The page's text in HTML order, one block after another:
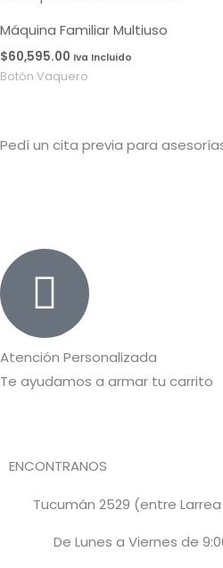
Máquina Familiar Multiuso
$60,595.00 Iva Incluido
Botón Vaquero
Pedí un cita previa para
Atención Personalizada
Te ayudamos a armar tu carrito
ENCONTRANOS
Tucumán 2529 (entre
De Lunes a Viernes de